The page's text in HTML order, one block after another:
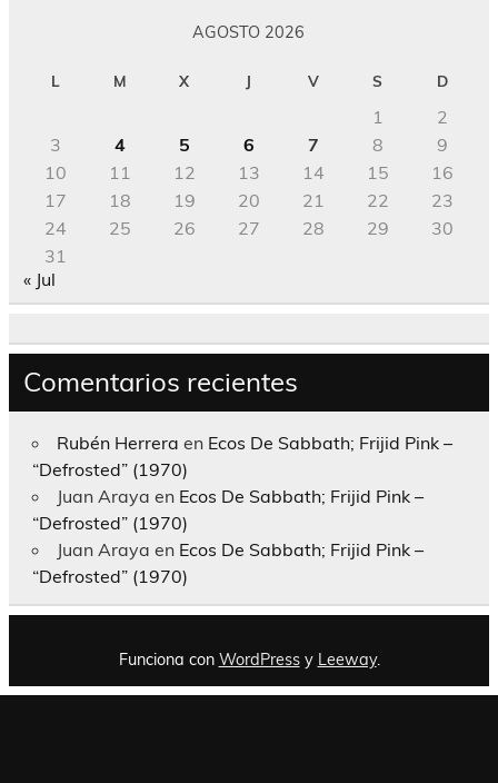
AGOSTO 2026
L M X J V S D
1
2
3
4 5 6 7 8
9
10
11 12 13 14 15
16
17
18 19 20 21 22
23
24
25 26 27 28 29
30
31
« Jul
Comentarios recientes
Rubén Herrera en Ecos De Sabbath; Frijid Pink –
“Defrosted” (1970)
Juan Araya en Ecos De Sabbath; Frijid Pink –
“Defrosted” (1970)
Juan Araya en Ecos De Sabbath; Frijid Pink –
“Defrosted” (1970)
Funciona con WordPressy Leeway.